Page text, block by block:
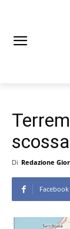
scossa
Di Redazione
Facebook